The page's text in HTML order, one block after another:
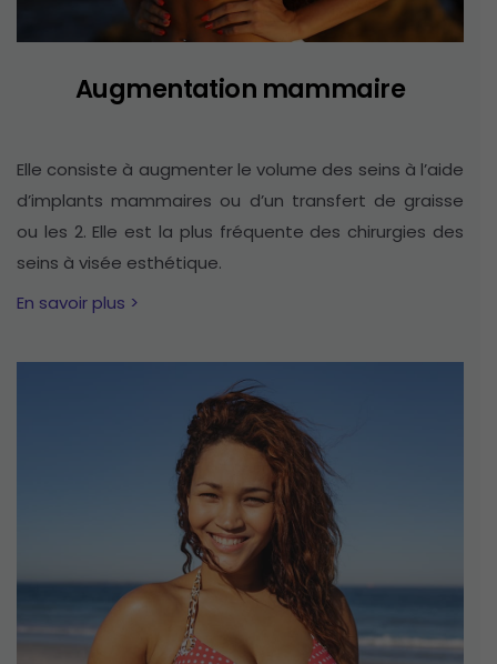
Augmentation mammaire
Elle consiste à augmenter le volume des seins à l’aide
d’implants mammaires ou d’un transfert de graisse
ou les 2. Elle est la plus fréquente des chirurgies des
seins à visée esthétique.
En savoir plus >